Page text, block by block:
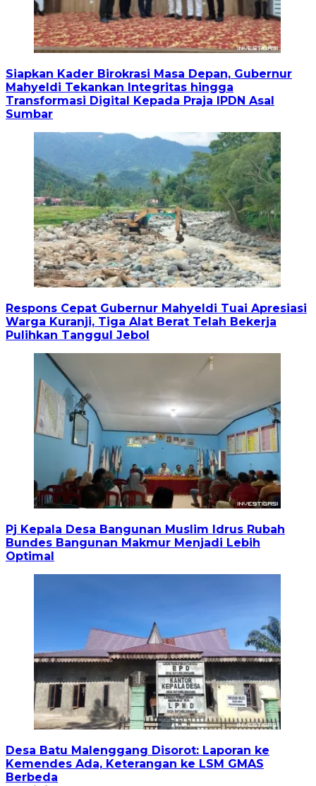
Siapkan Kader Birokrasi Masa Depan, Gubernur
Mahyeldi Tekankan Integritas hingga
Transformasi Digital Kepada Praja IPDN Asal
Sumbar
Respons Cepat Gubernur Mahyeldi Tuai Apresiasi
Warga Kuranji, Tiga Alat Berat Telah Bekerja
Pulihkan Tanggul Jebol
Pj Kepala Desa Bangunan Muslim Idrus Rubah
Bundes Bangunan Makmur Menjadi Lebih
Optimal
Desa Batu Malenggang Disorot: Laporan ke
Kemendes Ada, Keterangan ke LSM GMAS
Berbeda